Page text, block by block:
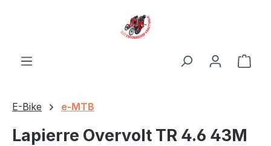
E-Bike e-MTB
Lapierre Overvolt TR 4.6 43M